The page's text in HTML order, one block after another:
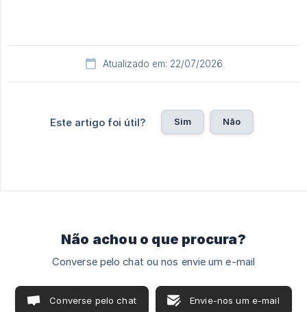
Atualizado em: 22/07/2026
Este artigo foi útil? Sim Não
Não achou o que procura?
Converse pelo chat ou nos envie um e-mail
Converse pelo chat Envie-nos um e-mail